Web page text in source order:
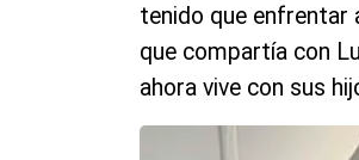
tenido que enfrentar
que compartía con
ahora vive con sus